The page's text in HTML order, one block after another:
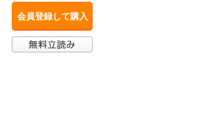
会員登録して購入